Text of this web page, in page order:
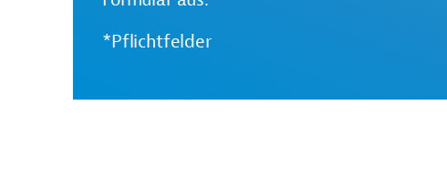
*Pflichtfelder